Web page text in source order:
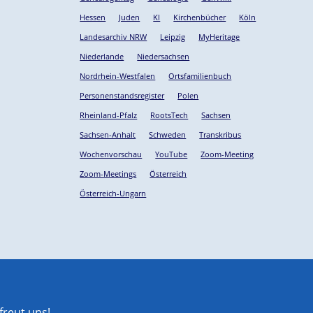
Hessen
Juden KI Kirchenbücher
Köln
Landesarchiv NRW
Leipzig
MyHeritage
Niederlande
Niedersachsen
Nordrhein-Westfalen
Ortsfamilienbuch
Personenstandsregister
Polen
Rheinland-Pfalz
RootsTech
Sachsen
Sachsen-Anhalt
Schweden
Transkribus
Wochenvorschau
YouTube
Zoom-Meeting
Zoom-Meetings
Österreich
Österreich-Ungarn